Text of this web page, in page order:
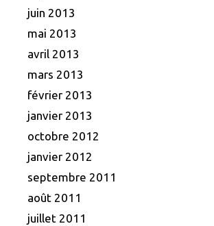
juin 2013
mai 2013
avril 2013
mars 2013
février 2013
janvier 2013
octobre 2012
janvier 2012
septembre 2011
août 2011
juillet 2011